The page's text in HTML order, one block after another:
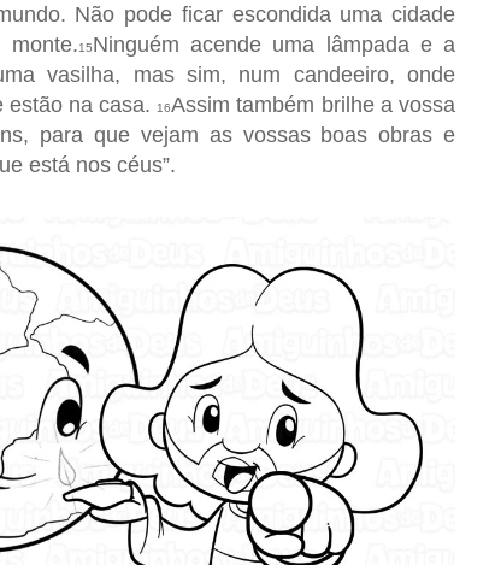
Não pode ficar escondida uma cidade
monte.15Ninguém acende uma lâmpada e a
vasilha, mas sim, num candeeiro, onde
estão na casa.
16Assim também brilhe a vossa
para que vejam as vossas boas obras e
está nos céus”.